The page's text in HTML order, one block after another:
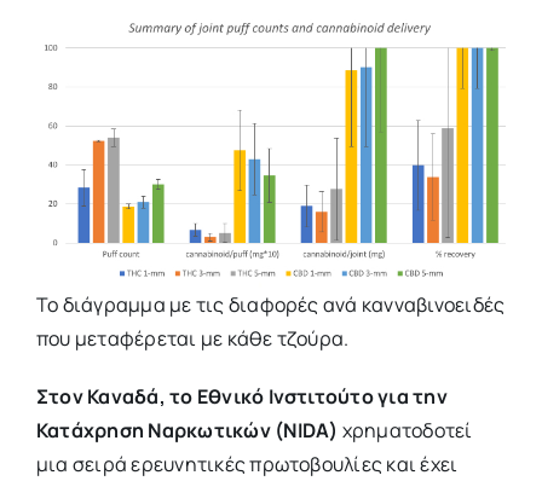
Το διάγραμμα με τις διαφορές ανά κανναβινοειδές
που μεταφέρεται με κάθε τζούρα.
Στον Καναδά, το Εθνικό Ινστιτούτο για την
Κατάχρηση Ναρκωτικών (NIDA) χρηματοδοτεί
μια σειρά ερευνητικές πρωτοβουλίες και έχει